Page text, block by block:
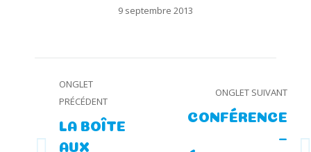
9 septembre 2013
de
commentaire
ONGLET
PRÉCÉDENT
LA BOÎTE
AUX
ONGLET SUIVANT
CONFÉRENCE